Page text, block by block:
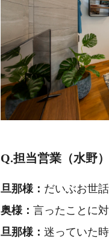
Q.担当営業（水野
旦那様： だいぶお世
奥様： 言ったことに
旦那様： 迷っていた